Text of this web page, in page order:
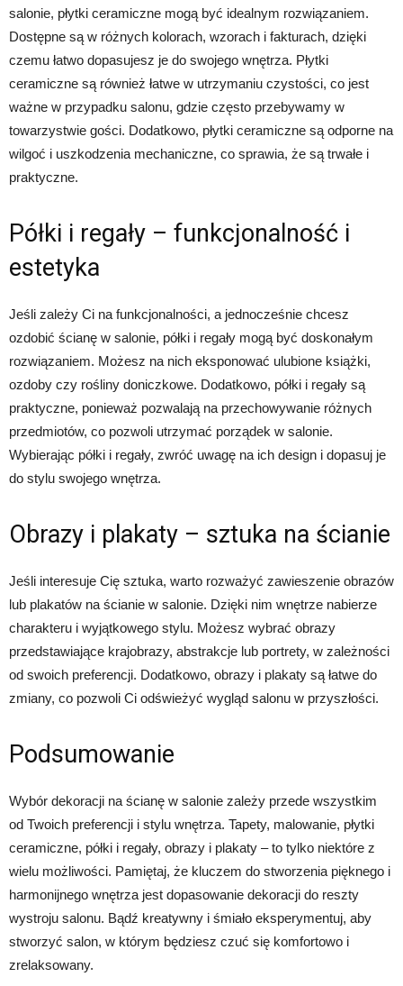
salonie, płytki ceramiczne mogą być idealnym rozwiązaniem.
Dostępne są w różnych kolorach, wzorach i fakturach, dzięki
czemu łatwo dopasujesz je do swojego wnętrza. Płytki
ceramiczne są również łatwe w utrzymaniu czystości, co jest
ważne w przypadku salonu, gdzie często przebywamy w
towarzystwie gości. Dodatkowo, płytki ceramiczne są odporne na
wilgoć i uszkodzenia mechaniczne, co sprawia, że są trwałe i
praktyczne.
Półki i regały – funkcjonalność i
estetyka
Jeśli zależy Ci na funkcjonalności, a jednocześnie chcesz
ozdobić ścianę w salonie, półki i regały mogą być doskonałym
rozwiązaniem. Możesz na nich eksponować ulubione książki,
ozdoby czy rośliny doniczkowe. Dodatkowo, półki i regały są
praktyczne, ponieważ pozwalają na przechowywanie różnych
przedmiotów, co pozwoli utrzymać porządek w salonie.
Wybierając półki i regały, zwróć uwagę na ich design i dopasuj je
do stylu swojego wnętrza.
Obrazy i plakaty – sztuka na ścianie
Jeśli interesuje Cię sztuka, warto rozważyć zawieszenie obrazów
lub plakatów na ścianie w salonie. Dzięki nim wnętrze nabierze
charakteru i wyjątkowego stylu. Możesz wybrać obrazy
przedstawiające krajobrazy, abstrakcje lub portrety, w zależności
od swoich preferencji. Dodatkowo, obrazy i plakaty są łatwe do
zmiany, co pozwoli Ci odświeżyć wygląd salonu w przyszłości.
Podsumowanie
Wybór dekoracji na ścianę w salonie zależy przede wszystkim
od Twoich preferencji i stylu wnętrza. Tapety, malowanie, płytki
ceramiczne, półki i regały, obrazy i plakaty – to tylko niektóre z
wielu możliwości. Pamiętaj, że kluczem do stworzenia pięknego i
harmonijnego wnętrza jest dopasowanie dekoracji do reszty
wystroju salonu. Bądź kreatywny i śmiało eksperymentuj, aby
stworzyć salon, w którym będziesz czuć się komfortowo i
zrelaksowany.